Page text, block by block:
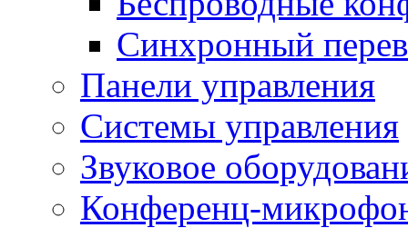
Синхронный
Панели управления
Системы управления
Звуковое
Конференц-